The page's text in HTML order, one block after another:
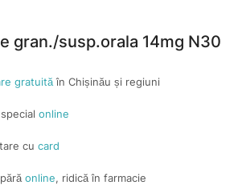
gran./susp.orala 14mg N30
gratuităîn Chișinău și regiuni
online
cu card
online, ridică în farmacie